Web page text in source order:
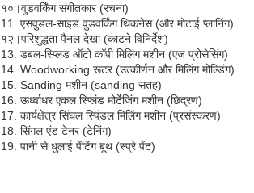
१०।वुडवर्किंग संगीतकार (रचना)
11. एसवुडल-साइड वुडवर्किंग थिकनेस (और मोटाई प्लानिंग)
१२।परिशुद्धता पैनल देखा (काटने विनिर्देश)
13. डबल-स्प्लिड ऑटो कॉपी मिलिंग मशीन (एज प्रोसेसिंग)
14. Woodworking रूटर (उत्कीर्णन और मिलिंग मोल्डिंग)
15. Sanding मशीन (sanding सतह)
16. ऊर्ध्वाधर एकल स्प्लिंड मोर्टेजिंग मशीन (छिद्रण)
17. कार्यक्षेत्र सिंघल स्पिंडल मिलिंग मशीन (प्रसंस्करण)
18. सिंगल एंड टेनर (टेनिंग)
19. पानी से धुलाई पेंटिंग बूथ (स्प्रे पेंट)